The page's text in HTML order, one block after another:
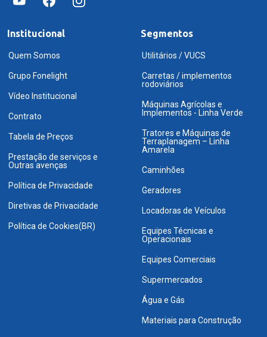
Institucional
Quem Somos
Grupo Fonelight
Vídeo Institucional
Contrato
Tabela de Preços
Prestação de serviços e
Outras avenças
Política de Privacidade
Diretivas de Privacidade
Política de Cookies(BR)
Segmentos
Utilitários / VUCS
Carretas / implementos
rodoviários
Máquinas Agrícolas e
Implementos - Linha Verde
Tratores e Máquinas de
Terraplanagem – Linha
Amarela
Caminhões
Geradores
Locadoras de Veículos
Equipes Técnicas e
Operacionais
Equipes Comerciais
Supermercados
Água e Gás
Materiais para Construção